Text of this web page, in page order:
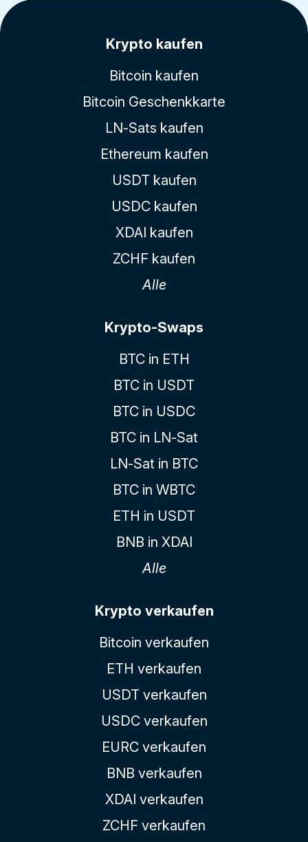
Krypto kaufen
Bitcoin kaufen
Bitcoin Geschenkkarte
LN-Sats kaufen
Ethereum kaufen
USDT kaufen
USDC kaufen
XDAI kaufen
ZCHF kaufen
Alle
Krypto-Swaps
BTC in ETH
BTC in USDT
BTC in USDC
BTC in LN-Sat
LN-Sat in BTC
BTC in WBTC
ETH in USDT
BNB in XDAI
Alle
Krypto verkaufen
Bitcoin verkaufen
ETH verkaufen
USDT verkaufen
USDC verkaufen
EURC verkaufen
BNB verkaufen
XDAI verkaufen
ZCHF verkaufen